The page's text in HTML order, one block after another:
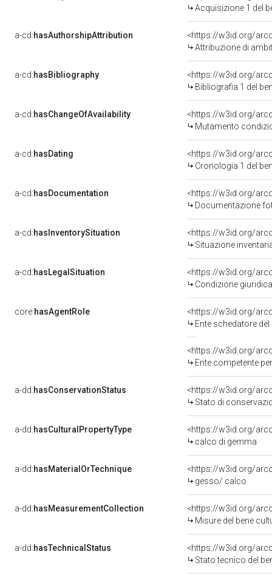
Acquisizione 1 del
a-cd:hasAuthorshipAttribution
<https://w3id.org/
Attribuzione di
a-cd:hasBibliography
<https://w3id.org/
Bibliografia 1 del
a-cd:hasChangeOfAvailability
<https://w3id.org/
Mutamento
a-cd:hasDating
<https://w3id.org/
Cronologia 1 del
a-cd:hasDocumentation
Documentazione
a-cd:hasInventorySituation
<https://w3id.org/
Situazione
a-cd:hasLegalSituation
Condizione
core:hasAgentRole
<https://w3id.org/
Ente schedatore
<https://w3id.org/
Ente competente per tutela del
a-dd:hasConservationStatus
<https://w3id.org/
Stato di
a-dd:hasCulturalPropertyType
<https://w3id.org/
calco di gemma
a-dd:hasMaterialOrTechnique
<https://w3id.org/
gesso/ calco
a-dd:hasMeasurementCollection
<https://w3id.org/
Misure del bene
a-dd:hasTechnicalStatus
<https://w3id.org/
Stato tecnico del